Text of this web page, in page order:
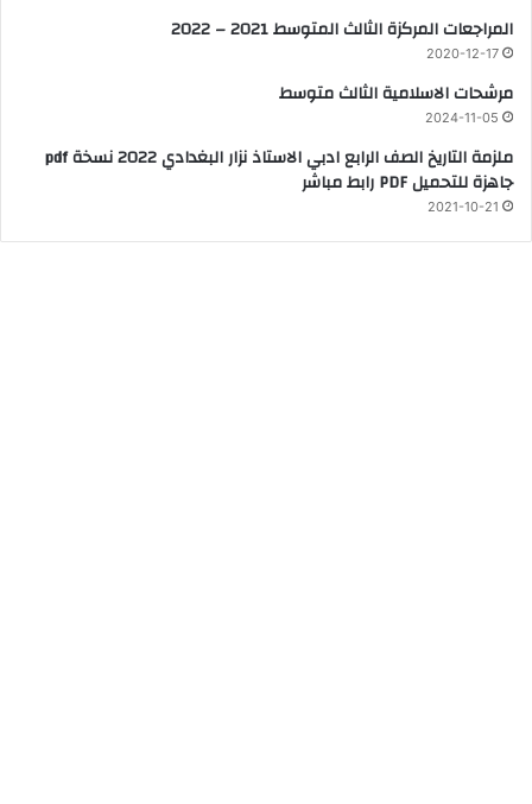
المراجعات المركزة الثالث المتوسط 2021 – 2022
2020-12-17
مرشحات الاسلامية الثالث متوسط
2024-11-05
ملزمة التاريخ الصف الرابع ادبي الاستاذ نزار البغدادي 2022 نسخة pdf
جاهزة للتحميل PDF رابط مباشر
2021-10-21